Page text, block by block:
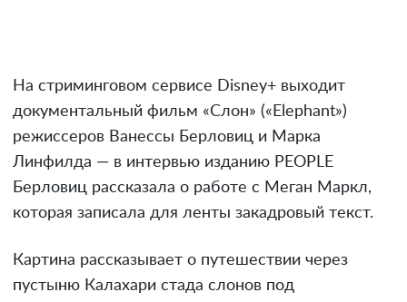
На стриминговом сервисе Disney+ выходит
документальный фильм «Слон» («Elephant»)
режиссеров Ванессы Берловиц и Марка
Линфилда — в интервью изданию PEOPLE
Берловиц рассказала о работе с Меган Маркл,
которая записала для ленты закадровый текст.
Картина рассказывает о путешествии через
пустыню Калахари стада слонов под